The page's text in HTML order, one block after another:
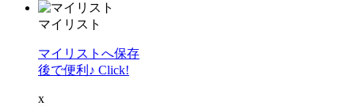
マイリスト
マイリストへ保存
後で便利♪ Click!
x